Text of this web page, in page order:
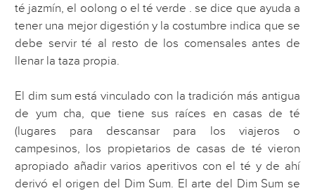
té jazmín, el oolong o el té verde . se dice que ayuda a
tener una mejor digestión y la costumbre indica que se
debe servir té al resto de los comensales antes de
llenar la taza propia.
El dim sum está vinculado con la tradición más antigua
de yum cha, que tiene sus raíces en casas de té
(lugares para descansar para los viajeros o
campesinos, los propietarios de casas de té vieron
apropiado añadir varios aperitivos con el té y de ahí
derivó el origen del Dim Sum. El arte del Dim Sum se